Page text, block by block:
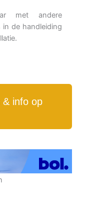
met andere
de handleiding
& info op